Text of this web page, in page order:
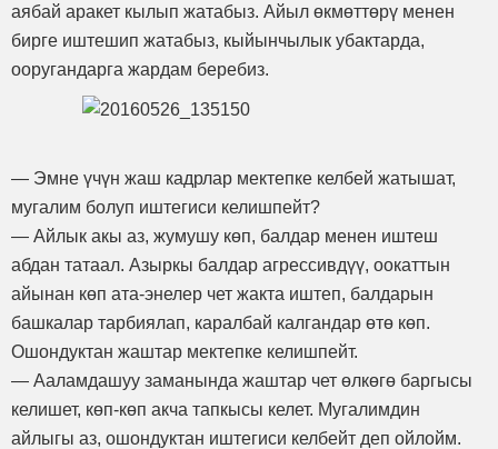
аябай аракет кылып жатабыз. Айыл өкмөттөрү менен
бирге иштешип жатабыз, кыйынчылык убактарда,
ооругандарга жардам беребиз.
— Эмне үчүн жаш кадрлар мектепке келбей жатышат,
мугалим болуп иштегиси келишпейт?
— Айлык акы аз, жумушу көп, балдар менен иштеш
абдан татаал. Азыркы балдар агрессивдүү, оокаттын
айынан көп ата-энелер чет жакта иштеп, балдарын
башкалар тарбиялап, каралбай калгандар өтө көп.
Ошондуктан жаштар мектепке келишпейт.
— Ааламдашуу заманында жаштар чет өлкөгө баргысы
келишет, көп-көп акча тапкысы келет. Мугалимдин
айлыгы аз, ошондуктан иштегиси келбейт деп ойлойм.